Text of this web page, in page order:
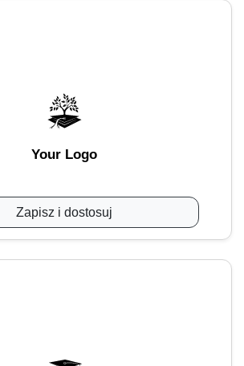
Your Logo
Zapisz i dostosuj